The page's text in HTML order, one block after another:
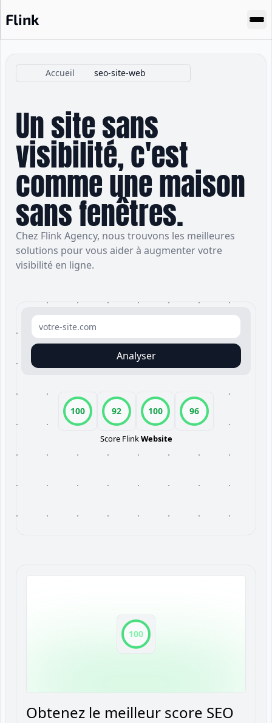
Flink
Accueil seo-site-web
Un site sans
visibilité, c'est
comme une maison
sans fenêtres.
Chez Flink Agency, nous trouvons les meilleures
solutions pour vous aider à augmenter votre
visibilité en ligne.
100 92 100 96
Score FlinkWebsite
Analyser
100
Obtenez le meilleur score SEO